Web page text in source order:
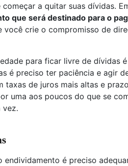
começar a quitar suas dívidas.
que será destinado para o
você crie o compromisso de
para ficar livre de dívidas
é preciso ter paciência e agir
taxas de juros mais altas e
uma aos poucos do que se
vez.
endividamento é preciso